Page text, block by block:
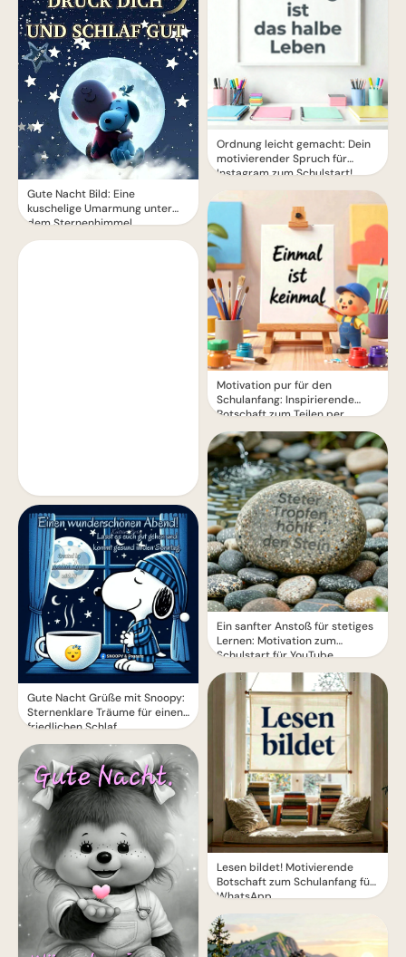
Gute Nacht Bild: Eine
kuschelige Umarmung unter
dem Sternenhimmel
Gute Nacht Grüße mit Snoopy:
Sternenklare Träume für einen
friedlichen Schlaf
Ordnung leicht gemacht: Dein
motivierender Spruch für
Instagram zum Schulstart!
Motivation pur für den
Schulanfang: Inspirierende
Botschaft zum Teilen per
WhatsApp!
Ein sanfter Anstoß für stetiges
Lernen: Motivation zum
Schulstart für YouTube.
Lesen bildet! Motivierende
Botschaft zum Schulanfang für
WhatsApp